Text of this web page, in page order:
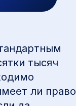
тысяч
ли право